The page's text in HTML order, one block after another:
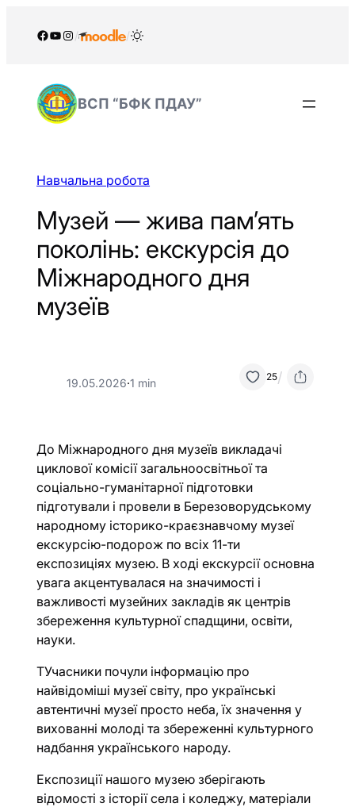
Facebook
YouTube
Instagram
/ /
ВСП “БФК ПДАУ”
Навчальна робота
Музей — жива пам’ять
поколінь: екскурсія до
Міжнародного дня
музеїв
19.05.2026·1 min 25/
До Міжнародного дня музеїв викладачі
циклової комісії загальноосвітньої та
соціально-гуманітарної підготовки
підготували і провели в Березоворудському
народному історико-краєзнавчому музеї
екскурсію-подорож по всіх 11-ти
експозиціях музею. В ході екскурсії основна
увага акцентувалася на значимості і
важливості музейних закладів як центрів
збереження культурної спадщини, освіти,
науки.
ТУчасники почули інформацію про
найвідоміші музеї світу, про українські
автентичні музеї просто неба, їх значення у
вихованні молоді та збереженні культурного
надбання українського народу.
Експозиції нашого музею зберігають
відомості з історії села і коледжу, матеріали